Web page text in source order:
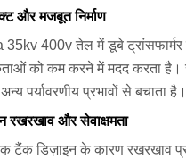
और मजबूत निर्माण
35kv 400v तेल में डूबे ट्रांसफार्मर
को कम करने में मदद करता है।
पर्यावरणीय प्रभावों से बचाता है।
रखरखाव और सेवाक्षमता
टैंक डिज़ाइन के कारण रखरखाव